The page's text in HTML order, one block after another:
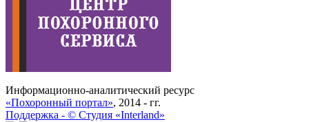
Информационно-аналитический ресурс
«Похоронный портал», 2014 - гг.
Поддержка - © Cтудия «Interland»